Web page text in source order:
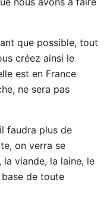
que possible, tout
créez ainsi le
est en France
ne sera pas
faudra plus de
on verra se
viande, la laine, le
de toute